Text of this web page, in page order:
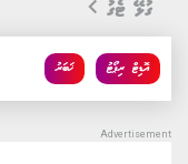
ގުޅޭ ޓެގު
ޚަބަރު އޮޑިޓް ރިޕޯޓު